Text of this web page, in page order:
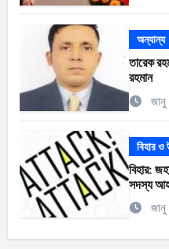
অন্যান্য
তারেক
রহমান
বিহার ও
বিহার:
সদস্য